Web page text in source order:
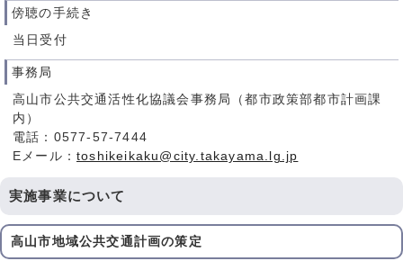
傍聴の手続き
当日受付
事務局
高山市公共交通活性化協議会事務局（都市政策部都市計画課
内）
電話：0577-57-7444
Eメール： toshikeikaku@city.takayama.lg.jp
実施事業について
高山市地域公共交通計画の策定